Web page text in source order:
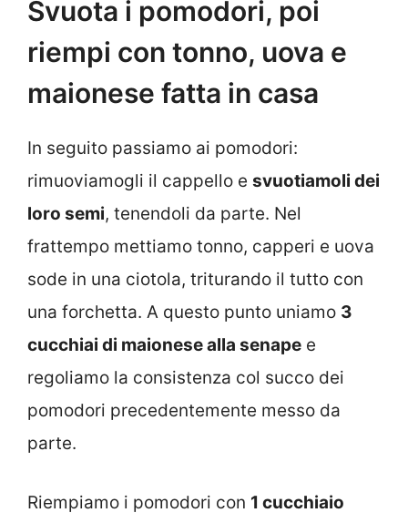
Svuota i pomodori, poi
riempi con tonno, uova e
maionese fatta in casa
In seguito passiamo ai pomodori:
rimuoviamogli il cappello e svuotiamoli dei
loro semi, tenendoli da parte. Nel
frattempo mettiamo tonno, capperi e uova
sode in una ciotola, triturando il tutto con
una forchetta. A questo punto uniamo 3
cucchiai di maionese alla senape e
regoliamo la consistenza col succo dei
pomodori precedentemente messo da
parte.
Riempiamo i pomodori con 1 cucchiaio